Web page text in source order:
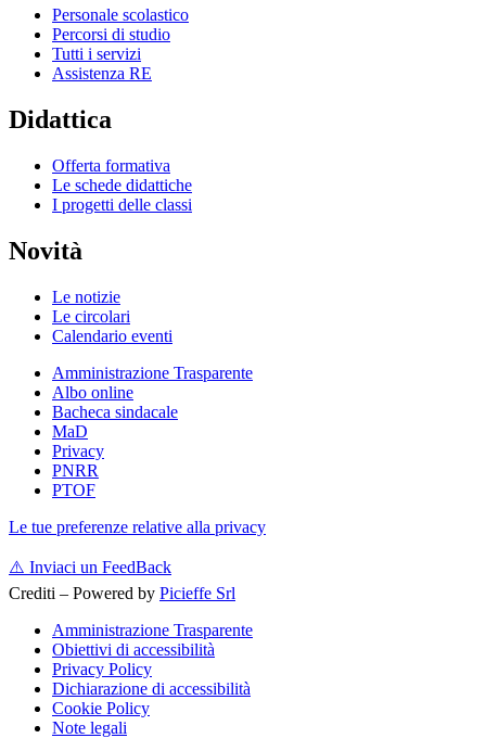
Personale scolastico
Percorsi di studio
Tutti i servizi
Assistenza RE
Didattica
Offerta formativa
Le schede didattiche
I progetti delle classi
Novità
Le notizie
Le circolari
Calendario eventi
Amministrazione Trasparente
Albo online
Bacheca sindacale
MaD
Privacy
PNRR
PTOF
Le tue preferenze relative alla privacy
⚠️ Inviaci un FeedBack
Crediti – Powered by Picieffe Srl
Amministrazione Trasparente
Obiettivi di accessibilità
Privacy Policy
Dichiarazione di accessibilità
Cookie Policy
Note legali